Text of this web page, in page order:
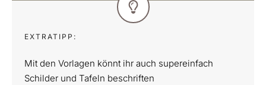
EXTRATIPP:
Mit den Vorlagen könnt ihr auch supereinfach
Schilder und Tafeln beschriften